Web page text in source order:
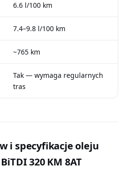
6.6 l/100 km
7.4–9.8 l/100 km
~765 km
Tak — wymaga regularnych
tras
i specyfikacje oleju
320 KM 8AT